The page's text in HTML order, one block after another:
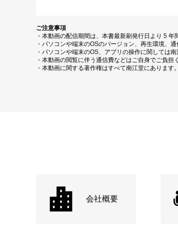
ご注意事項
・本動画の配信期間は、本書最新刷発行日より 5
・パソコンや端末のOSのバージョン、再生環境、
・パソコンや端末のOS、アプリの操作に関しては
・本動画の閲覧に伴う通信費などはご自身でご負担
・本動画に関する著作権はすべて南江堂にありま
会社概要